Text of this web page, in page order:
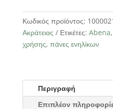
Νύχτας,
15τεμ.
ποσότητα
Κωδικός προϊόντος:
Ακράτειας
Ετικέτες: Abena,
χρήσης, πάνες ενηλίκων
Περιγραφή
Επιπλέον